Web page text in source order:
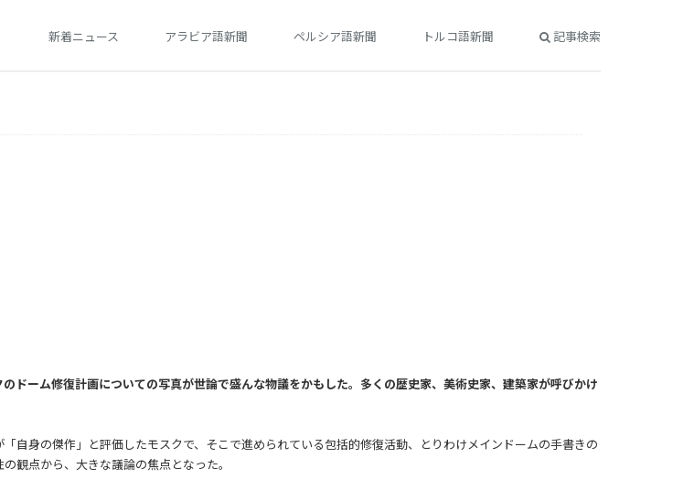
新着ニュース アラビア語新聞 ペルシア語新聞 トルコ語新聞 記事検索
ドーム修復計画についての写真が世論で盛んな物議をかもした。多くの歴史家、美術史家、建築家が呼びかけ
自身の傑作」と評価したモスクで、そこで進められている包括的修復活動、とりわけメインドームの手書きの
観点から、大きな議論の焦点となった。